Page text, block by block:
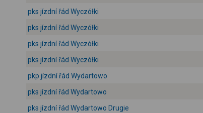
pks jízdní řád Wyczółki
pks jízdní řád Wyczółki
pks jízdní řád Wyczółki
pks jízdní řád Wyczółki
pkp jízdní řád Wydartowo
pks jízdní řád Wydartowo
pks jízdní řád Wydartowo Drugie